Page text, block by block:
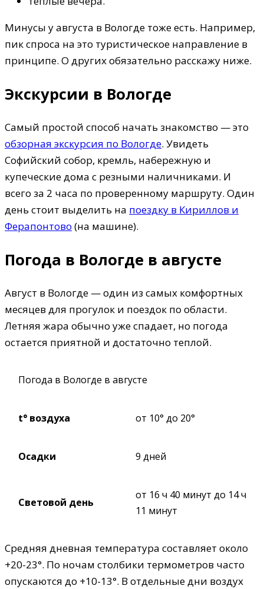
Минусы у августа в Вологде тоже есть. Например,
пик спроса на это туристическое направление в
принципе. О других обязательно расскажу ниже.
Экскурсии в Вологде
Самый простой способ начать знакомство — это
обзорная экскурсия по Вологде. Увидеть
Софийский собор, кремль, набережную и
купеческие дома с резными наличниками. И
всего за 2 часа по проверенному маршруту. Один
день стоит выделить на поездку в Кириллов и
Ферапонтово (на машине).
Погода в Вологде в августе
Август в Вологде — один из самых комфортных
месяцев для прогулок и поездок по области.
Летняя жара обычно уже спадает, но погода
остается приятной и достаточно теплой.
Погода в Вологде в августе
t° воздуха от 10° до 20°
Осадки 9 дней
Световой день
от 16 ч 40 минут до 14 ч
11 минут
Средняя дневная температура составляет около
+20-23°. По ночам столбики термометров часто
опускаются до +10-13°. В отдельные дни воздух